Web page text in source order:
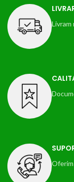
atractive,
culoare roșu
aprins chiar
temperaturi
excelentă,
dulce cu
ridicat și
productiei.
!!! Livrarea din
2026!!!
Livram